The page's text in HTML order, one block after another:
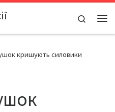
Search
кришують силовики